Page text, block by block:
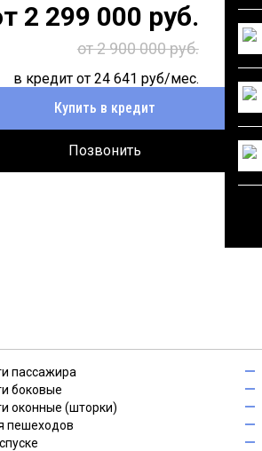
2 299 000 руб.
от 2 900 000 руб.
в кредит от 24 641 руб/мес.
Купить в кредит
Позвонить
пассажира
боковые
оконные (шторки)
пешеходов